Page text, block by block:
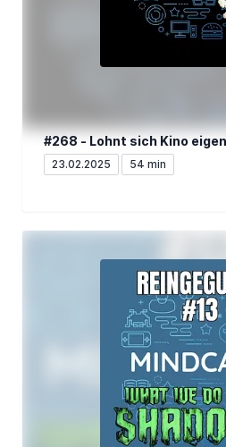
#268 - Lohnt sich Kino
23.02.2025 54 min